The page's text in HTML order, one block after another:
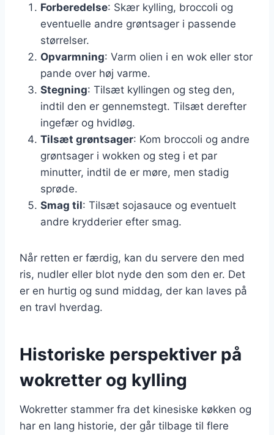
Forberedelse: Skær kylling, broccoli og
eventuelle andre grøntsager i passende
størrelser.
Opvarmning: Varm olien i en wok eller stor
pande over høj varme.
Stegning: Tilsæt kyllingen og steg den,
indtil den er gennemstegt. Tilsæt derefter
ingefær og hvidløg.
Tilsæt grøntsager: Kom broccoli og andre
grøntsager i wokken og steg i et par
minutter, indtil de er møre, men stadig
sprøde.
Smag til: Tilsæt sojasauce og eventuelt
andre krydderier efter smag.
Når retten er færdig, kan du servere den med
ris, nudler eller blot nyde den som den er. Det
er en hurtig og sund middag, der kan laves på
en travl hverdag.
Historiske perspektiver på
wokretter og kylling
Wokretter stammer fra det kinesiske køkken og
har en lang historie, der går tilbage til flere